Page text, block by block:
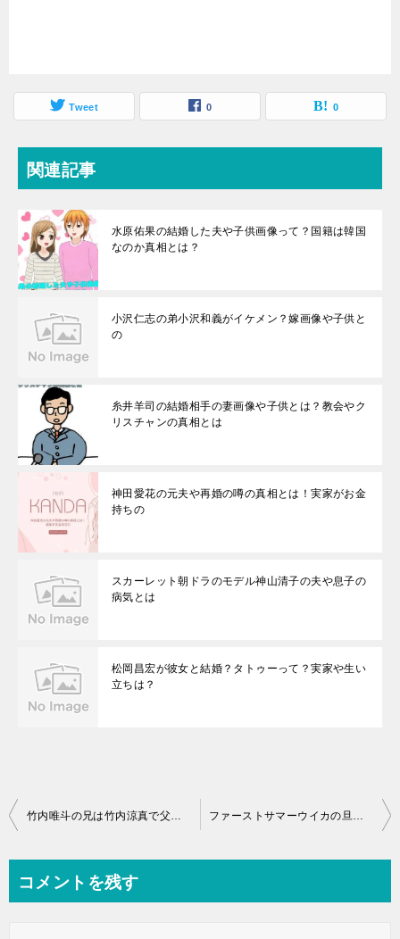
Tweet 0 0
関連記事
水原佑果の結婚した夫や子供画像って？国籍は韓国
なのか真相とは？
小沢仁志の弟小沢和義がイケメン？嫁画像や子供と
の
糸井羊司の結婚相手の妻画像や子供とは？教会やク
リスチャンの真相とは
神田愛花の元夫や再婚の噂の真相とは！実家がお金
持ちの
スカーレット朝ドラのモデル神山清子の夫や息子の
病気とは
松岡昌宏が彼女と結婚？タトゥーって？実家や生い
立ちは？
投
ビ
竹内唯斗の兄は竹内涼真で父親や母親の実家とは？大学や学歴や身長の詳細とは？ ファーストサマーウイカの旦那画像や仕事って何？子供やなれそめの詳細とは？
コメントを残す